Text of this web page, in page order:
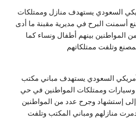
السعودي يستهدف منازل وممتلكات
أسمنت البرح في مديرية مقبنة ما أدى
المواطنين بينهم أطفال ونساء كما
وتلفت ممتلكاتهم
السعودي يستهدف مباني مكتب
وسيارات وممتلكات المواطنين في حي
إلى إستشهاد وجرح عدد من المواطنين
منازلهم ومباني المكتب وتلفت